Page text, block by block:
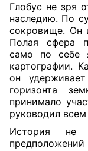
Глобус не зря
наследию. По
сокровище. Он
Полая сфера
само по себе
картографии.
он
горизонта
принимало
руководил
История не